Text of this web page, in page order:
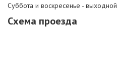
Суббота и воскресенье - выходной
Схема проезда